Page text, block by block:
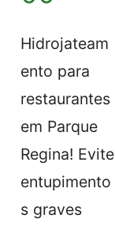
Hidrojateam
ento para
restaurantes
em Parque
Regina! Evite
entupimento
s graves